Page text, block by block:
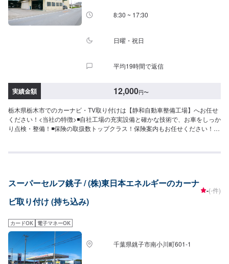
8:30 ~ 17:30
日曜・祝日
平均19時間で返信
実績金額 12,000円〜
栃木県栃木市でのカーナビ・TV取り付けは【静和自動車整備工場】へお任せ
ください！<当社の特徴>◾自社工場の充実設備と確かな技術で、お車をしっか
り点検・整備！◾保険の取扱数トップクラス！保険案内もお任せください！◾
★お時間があまり取れない…などのご相談もお気軽にどうぞ！【1】オファー
車となります。納期は前後する場合がございます。予めご了承ください。-----
代車について-----代車をご用意しています。お車の作業中は代車をご利用くだ
さい。※代車の燃料代はお客様にご負担いただいております。-----ご来店時の
事務所前の空いているスペースに駐車してください。受付はスタッフへ「メ
ンテモで予約しました」とお伝えください。ご案内いたします。【定休日・
営業時間】定休日：日曜日、祝日営業時間：8:30~17:30
スーパーセルフ銚子 / (株)東日本エネルギーのカーナ
ビ取り付け (持ち込み)
-(-件)
カードOK 電子マネーOK
千葉県銚子市南小川町601-1